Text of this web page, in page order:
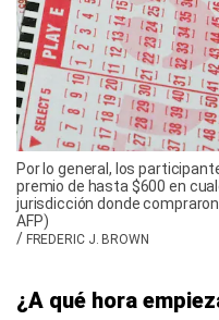
Por lo general, los
premio de hasta $600 en
jurisdicción donde
AFP)
/ FREDERIC J. BROWN
¿A qué hora